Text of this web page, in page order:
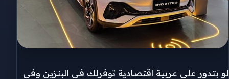
لو بتدور على عربية اقتصادية توفرلك في البنزين وفي